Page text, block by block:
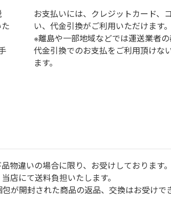
お⽀払いには、クレジットカード、
い、代金引換がご利用いただけます。
※離島や一部地域などでは運送業者の
代金引換でのお支払をご利用頂けな
ます。
物違いの場合に限り、お受けしております
店にて送料負担いたします。
が開封された商品の返品、交換はお受けで